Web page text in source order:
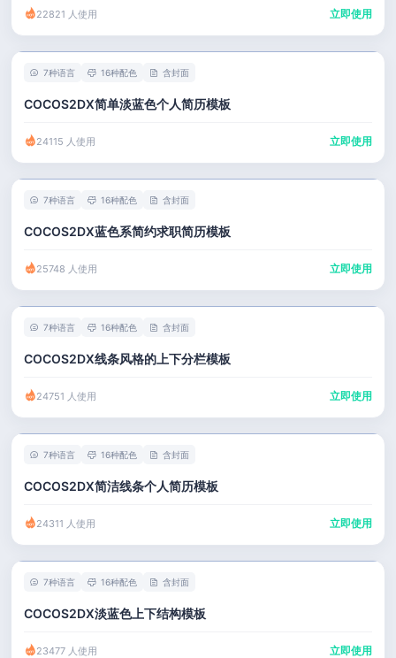
22821 人使用 立即使用
7种语言 16种配色 含封面
COCOS2DX简单淡蓝色个人简历模板
24115 人使用 立即使用
7种语言 16种配色 含封面
COCOS2DX蓝色系简约求职简历模板
25748 人使用 立即使用
7种语言 16种配色 含封面
COCOS2DX线条风格的上下分栏模板
24751 人使用 立即使用
7种语言 16种配色 含封面
COCOS2DX简洁线条个人简历模板
24311 人使用 立即使用
7种语言 16种配色 含封面
COCOS2DX淡蓝色上下结构模板
23477 人使用 立即使用